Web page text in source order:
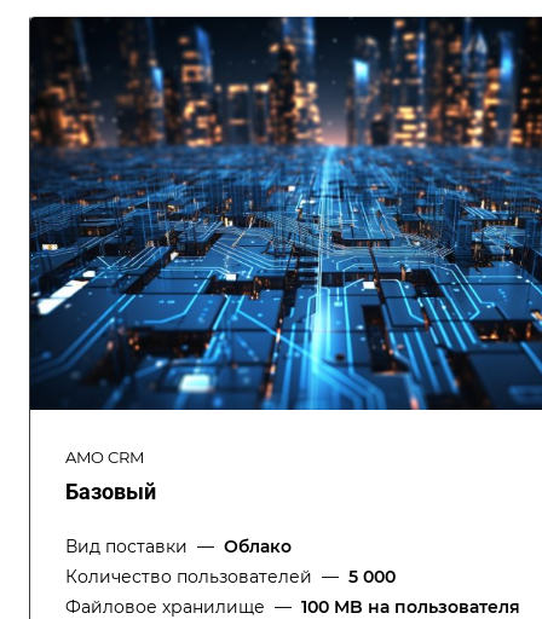
AMO CRM
Базовый
Вид поставки — Облако
Количество пользователей — 5 000
Файловое хранилище — 100 MB на пользователя